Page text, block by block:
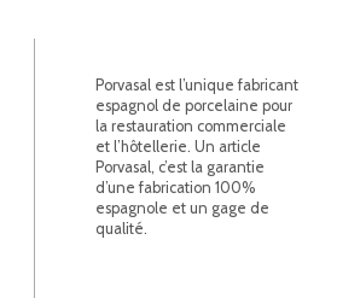
Porvasal est l’unique fabricant
espagnol de porcelaine pour
la restauration commerciale
et l’hôtellerie. Un article
Porvasal, c’est la garantie
d’une fabrication 100%
espagnole et un gage de
qualité.